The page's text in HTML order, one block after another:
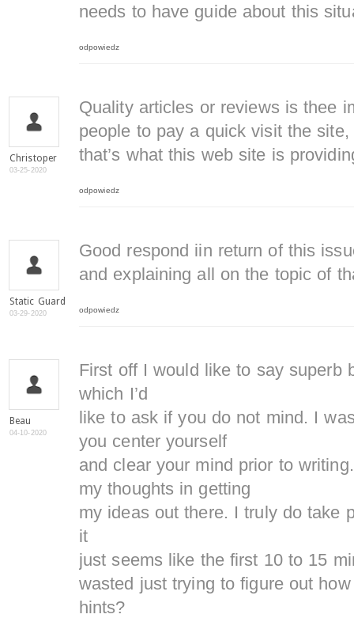
needs to have guide about this
odpowiedz
Christoper
03-25-2020
Quality articles or reviews is thee
people to pay a quick visit the site,
that’s what this web site is
odpowiedz
Static Guard
03-29-2020
Good respond iin return of this
and explaining all on the topic of
odpowiedz
Beau
04-10-2020
First off I would like to say superb
which I’d
like to ask if you do not mind. I
you center yourself
and clear your mind prior to
my thoughts in getting
my ideas out there. I truly do take
it
just seems like the first 10 to 15
wasted just trying to figure out
hints?